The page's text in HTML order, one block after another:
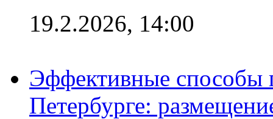
19.2.2026, 14:00
Эффективные способы
Петербурге: